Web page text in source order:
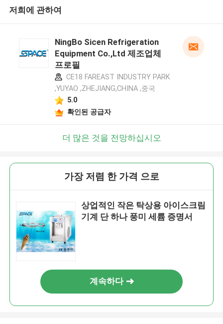
저희에 관하여
NingBo Sicen Refrigeration
Equipment Co.,Ltd 제조업체
프로필
CE18 FAREAST INDUSTRY PARK
,YUYAO ,ZHEJIANG,CHINA ,중국
5.0
확인된 공급자
더 많은 것을 전망하십시오
가장 저렴 한 가격 으로
상업적인 작은 탁상용 아이스크림
기계 단 하나 풍미 세륨 증명서
계속하다